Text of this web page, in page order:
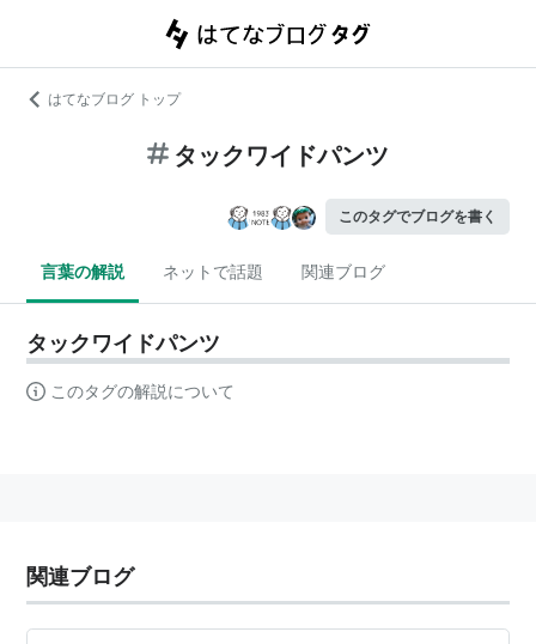
はてなブログ トップ
タックワイドパンツ
このタグでブログを書く
言葉の解説 ネットで話題 関連ブログ
タックワイドパンツ
このタグの解説について
関連ブログ